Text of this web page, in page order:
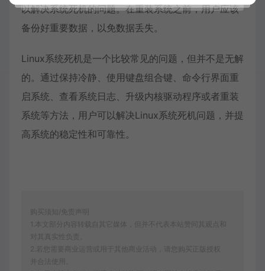
以解决系统死机的问题。在重装系统之前，用户应该
备份好重要数据，以免数据丢失。
Linux系统死机是一个比较常见的问题，但并不是无解
的。通过保持冷静、使用键盘组合键、命令行界面重
启系统、查看系统日志、升级内核驱动程序或者重装
系统等方法，用户可以解决Linux系统死机问题，并提
高系统的稳定性和可靠性。
购买须知/免责声明
1.本文部分内容转载自其它媒体，但并不代表本站赞同其观点和
对其真实性负责。
2.若您需要商业运营或用于其他商业活动，请您购买正版授权
并合法使用。